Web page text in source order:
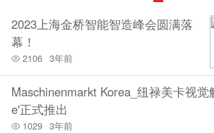
2023上海金桥智能智造峰会圆满落
幕！
2106 3年前
Maschinenmarkt Korea_纽禄美卡视
e'正式推出
1029 3年前